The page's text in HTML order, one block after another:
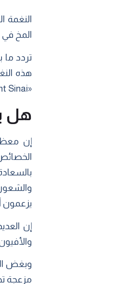
المخ في
تردد ما
«Mount Sinai» في مدينة نيويورك.
هل
إن
يزعمون
إن
وبغض
مزعجة